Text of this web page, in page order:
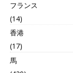
フランス
(14)
香港
(17)
馬